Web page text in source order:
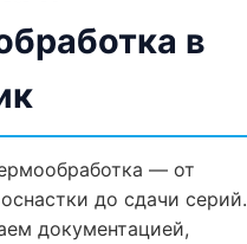
в
— от
до сдачи серий.
документацией,